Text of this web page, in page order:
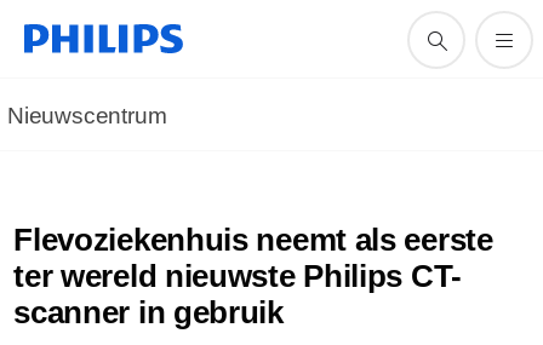
Nieuwscentrum
Flevoziekenhuis neemt als eerste
ter wereld nieuwste Philips CT-
scanner in gebruik